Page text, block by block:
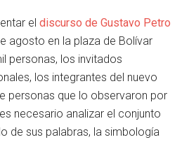
eldiscurso de Gustavo Petro
agosto en la plaza de Bolívar
personas, los invitados
los integrantes del nuevo
personas que lo observaron por
necesario analizar el conjunto
de sus palabras, la simbología